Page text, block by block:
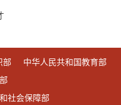
部
中华人民共和国教育部
社会保障部